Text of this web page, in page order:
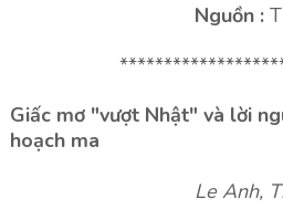
Nguồn :
Giấc mơ "vượt Nhật" và lời
hoạch ma
Le Anh,